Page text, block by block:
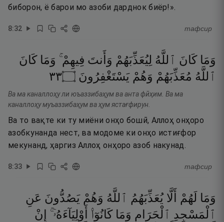
биборон, ё барои мо азоби дарднок биёр!».
8:32 тафсир
وَمَا كَانَ ٱللَّهُ لِيُعَذِّبَهُمْ وَأَنتَ فِيهِمْ ۚ وَمَا كَانَ
ٱللَّهُ مُعَذِّبَهُمْ وَهُمْ يَسْتَغْفِرُونَ ۝٣٣
Ва ма каналлоҳу ли юъаззибаҳум ва анта фӣҳим. Ва ма
каналлоҳу муъаззибаҳум ва ҳум ястағфирун.
Ва то вақте ки ту миёни онҳо бошӣ, Аллоҳ онҳоро
азобкунанда нест, ва модоме ки онҳо истиғфор
мекунанд, ҳаргиз Аллоҳ онҳоро азоб накунад.
8:33 тафсир
وَمَا لَهُمْ أَلَّا يُعَذِّبَهُمُ ٱللَّهُ وَهُمْ يَصُدُّونَ عَنِ
ٱلْمَسْجِدِ ٱلْحَرَامِ وَمَا كَانُوٓا۟ أَوْلِيَآءَهُۥٓ ۚ
إِنْ